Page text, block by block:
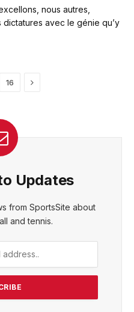
nous autres,
avec le génie qu’y
16 Next
Updates
from SportsSite about
and tennis.